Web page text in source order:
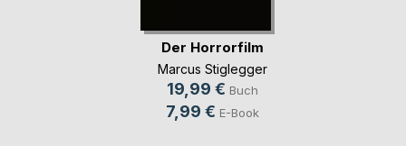
Der Horrorfilm
Marcus Stiglegger
19,99 € Buch
7,99 € E-Book